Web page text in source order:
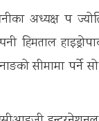
अध्यक्ष पद्म
हिमताल
सीमामा